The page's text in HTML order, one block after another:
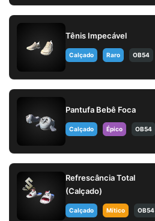
Tênis Impecável
Calçado Raro OB54
Pantufa Bebê Foca
Calçado Épico OB54
Refrescância Total
(Calçado)
Calçado Mítico OB54